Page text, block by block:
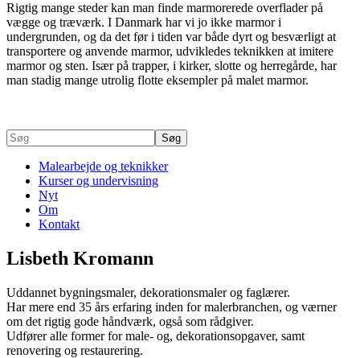
Rigtig mange steder kan man finde marmorerede overflader på
vægge og træværk. I Danmark har vi jo ikke marmor i
undergrunden, og da det før i tiden var både dyrt og besværligt at
transportere og anvende marmor, udvikledes teknikken at imitere
marmor og sten. Især på trapper, i kirker, slotte og herregårde, har
man stadig mange utrolig flotte eksempler på malet marmor.
Malearbejde og teknikker
Kurser og undervisning
Nyt
Om
Kontakt
Lisbeth Kromann
Uddannet bygningsmaler, dekorationsmaler og faglærer.
Har mere end 35 års erfaring inden for malerbranchen, og værner
om det rigtig gode håndværk, også som rådgiver.
Udfører alle former for male- og, dekorationsopgaver, samt
renovering og restaurering.